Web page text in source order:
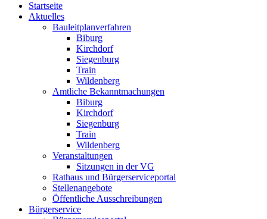
Startseite
Aktuelles
Bauleitplanverfahren
Biburg
Kirchdorf
Siegenburg
Train
Wildenberg
Amtliche Bekanntmachungen
Biburg
Kirchdorf
Siegenburg
Train
Wildenberg
Veranstaltungen
Sitzungen in der VG
Rathaus und Bürgerserviceportal
Stellenangebote
Öffentliche Ausschreibungen
Bürgerservice